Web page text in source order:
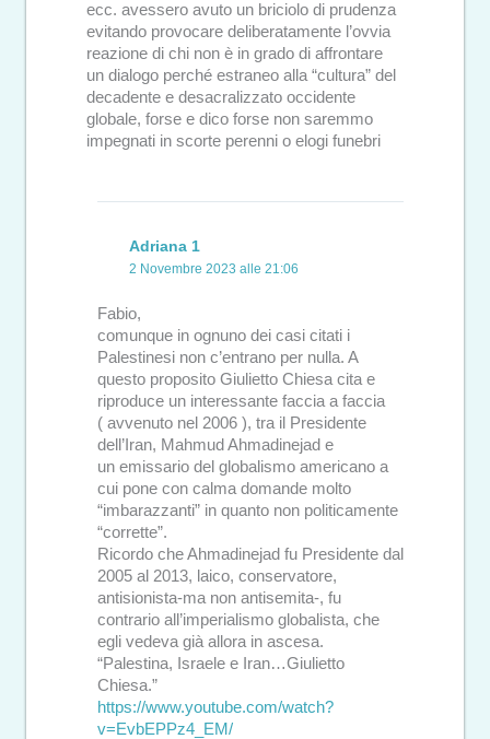
ecc. avessero avuto un briciolo di prudenza
evitando provocare deliberatamente l’ovvia
reazione di chi non è in grado di affrontare
un dialogo perché estraneo alla “cultura” del
decadente e desacralizzato occidente
globale, forse e dico forse non saremmo
impegnati in scorte perenni o elogi funebri
Adriana 1
2 Novembre 2023 alle 21:06
Fabio,
comunque in ognuno dei casi citati i
Palestinesi non c’entrano per nulla. A
questo proposito Giulietto Chiesa cita e
riproduce un interessante faccia a faccia
( avvenuto nel 2006 ), tra il Presidente
dell’Iran, Mahmud Ahmadinejad e
un emissario del globalismo americano a
cui pone con calma domande molto
“imbarazzanti” in quanto non politicamente
“corrette”.
Ricordo che Ahmadinejad fu Presidente dal
2005 al 2013, laico, conservatore,
antisionista-ma non antisemita-, fu
contrario all’imperialismo globalista, che
egli vedeva già allora in ascesa.
“Palestina, Israele e Iran…Giulietto
Chiesa.”
https://www.youtube.com/watch?
v=EvbEPPz4_EM/